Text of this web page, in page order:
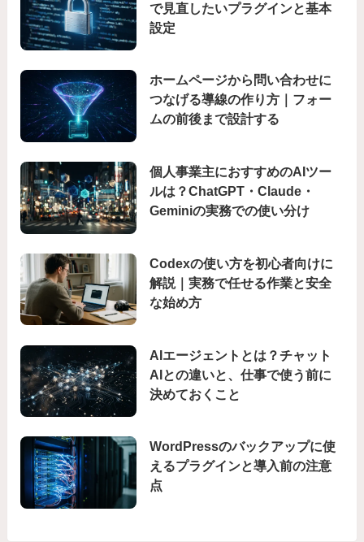
で見直したいプラグインと基本
設定
ホームページから問い合わせに
つなげる導線の作り方｜フォー
ムの前後まで設計する
個人事業主におすすめのAIツー
ルは？ChatGPT・Claude・
Geminiの実務での使い分け
Codexの使い方を初心者向けに
解説｜実務で任せる作業と安全
な始め方
AIエージェントとは？チャット
AIとの違いと、仕事で使う前に
決めておくこと
WordPressのバックアップに使
えるプラグインと導入前の注意
点